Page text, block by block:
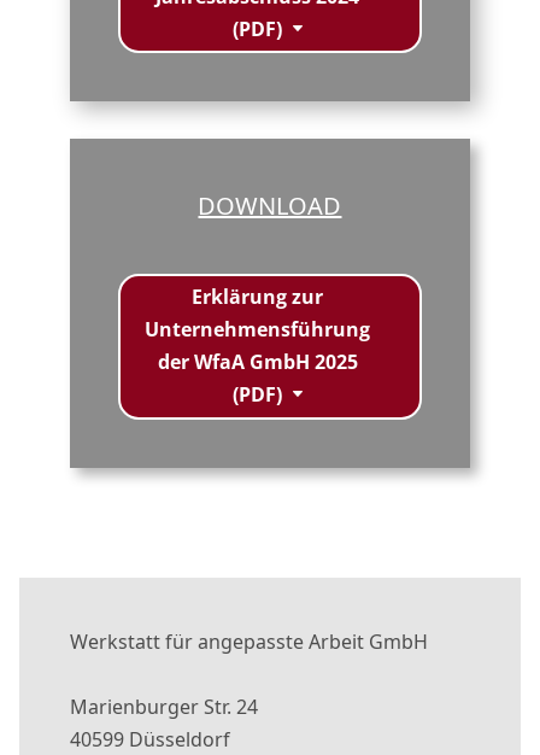
(PDF)
DOWNLOAD
Erklärung zur
Unternehmensführung
der WfaA GmbH 2025
(PDF)
Werkstatt für angepasste Arbeit GmbH
Marienburger Str. 24
40599 Düsseldorf